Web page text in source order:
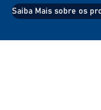
Saiba Mais sobre os